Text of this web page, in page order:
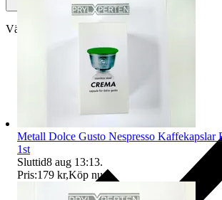
Välj till köparskydd
Metall Dolce Gusto Nespresso Kaffekapslar
1st
Sluttid8 aug 13:13.
Pris:179 kr,Köp nu.